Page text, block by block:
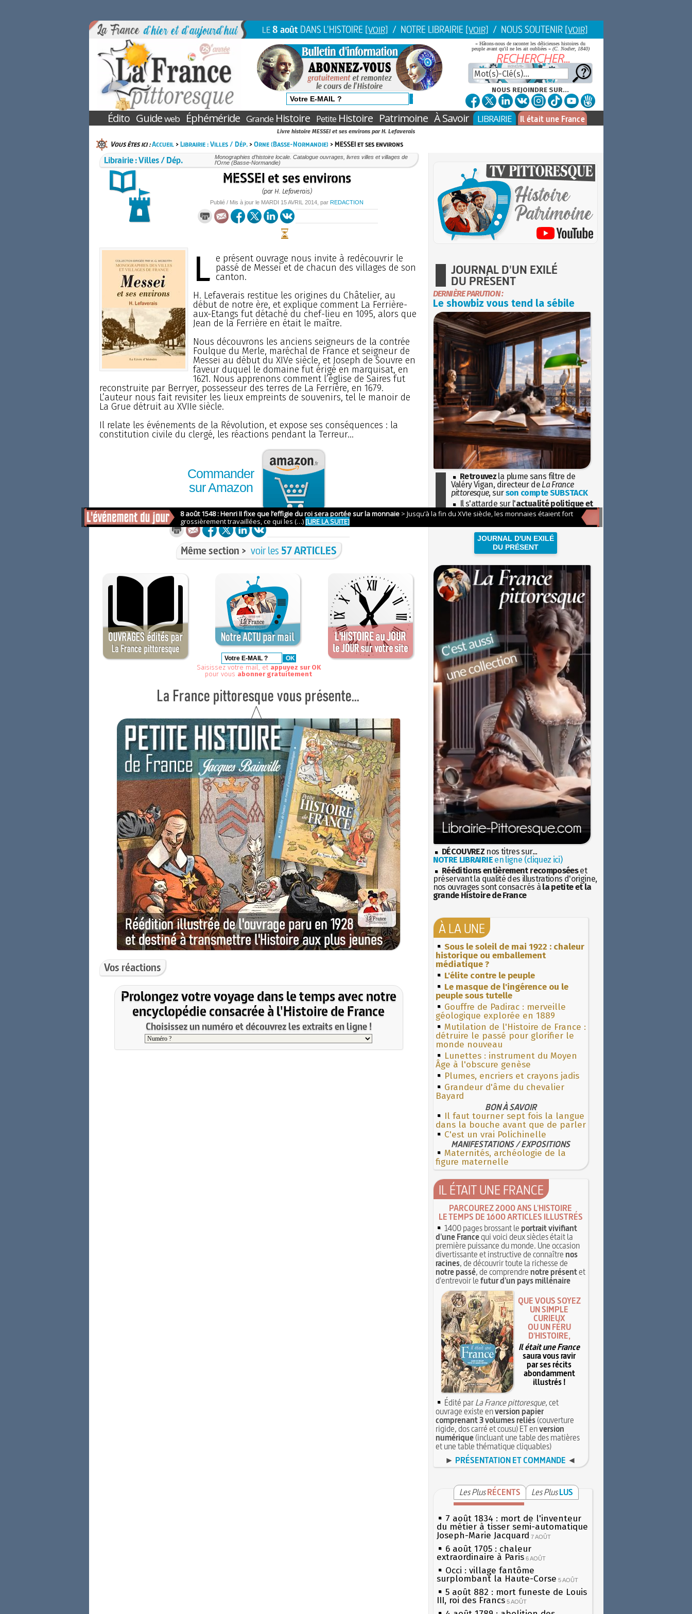
LE8 août DANS L'HISTOIRE [VOIR] / NOTRE LIBRAIRIE [VOIR] / NOUS SOUTENIR [VOIR]
« Hâtons-nous de raconter les délicieuses histoires du
peuple avant qu'il ne les ait oubliées » (C. Nodier, 1840)
NOUS REJOINDRE SUR...
Édito Guideweb Éphéméride GrandeHistoire PetiteHistoire Patrimoine À Savoir LIBRAIRIE Il était une France
Livre histoire MESSEI et ses environs par H. Lefaverais
Vous êtes ici :Accueil>Librairie : Villes / Dép.>Orne (Basse-Normandie) > MESSEI et ses environs
Librairie : Villes / Dép.
Monographies d’histoire locale. Catalogue ouvrages, livres villes et villages de
l’Orne (Basse-Normandie)
MESSEI et ses environs
(par H. Lefaverais)
Publié / Mis à jour le MARDI 15 AVRIL 2014 , par REDACTION
L e présent ouvrage nous invite à redécouvrir le
passé de Messei et de chacun des villages de son
canton.
H. Lefaverais restitue les origines du Châtelier, au
début de notre ère, et explique comment La Ferrière-
aux-Etangs fut détaché du chef-lieu en 1095, alors que
Jean de la Ferrière en était le maître.
Nous découvrons les anciens seigneurs de la contrée
Foulque du Merle, maréchal de France et seigneur de
Messei au début du XIVe siècle, et Joseph de Souvre en
faveur duquel le domaine fut érigé en marquisat, en
1621. Nous apprenons comment l’église de Saires fut
reconstruite par Berryer, possesseur des terres de La Ferrière, en 1679.
L’auteur nous fait revisiter les lieux empreints de souvenirs, tel le manoir de
La Grue détruit au XVIIe siècle.
Il relate les événements de la Révolution, et expose ses conséquences : la
constitution civile du clergé, les réactions pendant la Terreur...
Commander
sur Amazon
Même section > voir les 57 ARTICLES
Saisissez votre mail, et appuyez sur OK
pour vous abonner gratuitement
Vos réactions
Prolongez votre voyage dans le temps avec notre
encyclopédie consacrée à l'Histoire de France
Choisissez un numéro et découvrez les extraits en ligne !
JOURNAL D'UN EXILÉ
DU PRÉSENT
DERNIÈRE PARUTION :
Le showbiz vous tend la sébile
Retrouvez la plume sans filtre de
Valéry Vigan, directeur de La France
pittoresque, surson compte SUBSTACK
Il s'attarde sur l'actualité politique et
sociétaleavec la hauteur de vue de
JOURNAL D'UN EXILÉ
DU PRÉSENT
DÉCOUVREZ nos titres sur...
NOTRE LIBRAIRIEen ligne (cliquez ici)
Rééditions entièrement recomposéeset
préservant la qualité des illustrations d'origine,
nos ouvrages sont consacrés à la petite et la
grande Histoire de France
À LA UNE
Sous le soleil de mai 1922 : chaleur
historique ou emballement
médiatique ?
L'élite contre le peuple
Le masque de l'ingérence ou le
peuple sous tutelle
Gouffre de Padirac : merveille
géologique explorée en 1889
Mutilation de l'Histoire de France :
détruire le passé pour glorifier le
monde nouveau
Lunettes : instrument du Moyen
Âge à l'obscure genèse
Plumes, encriers et crayons jadis
Grandeur d'âme du chevalier
Bayard
BON À SAVOIR
Il faut tourner sept fois la langue
dans la bouche avant que de parler
C'est un vrai Polichinelle
MANIFESTATIONS / EXPOSITIONS
Maternités, archéologie de la
figure maternelle
IL ÉTAIT UNE FRANCE
PARCOUREZ 2000 ANS L'HISTOIRE
LE TEMPS DE 1600 ARTICLES ILLUSTRÉS
1400 pages brossant leportrait vivifiant
d'une Francequi voici deux siècles était la
première puissance du monde. Une occasion
divertissante et instructive de connaîtrenos
racines, de découvrir toute la richesse de
notre passé, de comprendrenotre présentet
d'entrevoir lefutur d'un pays millénaire
QUE VOUS SOYEZ
UN SIMPLE
CURIEUX
OU UN FÉRU
D'HISTOIRE,
Il était une France
saura vous ravir
par ses récits
abondamment
illustrés !
Édité parLa France pittoresque, cet
ouvrage existe enversion papier
comprenant 3 volumes reliés(couverture
rigide, dos carré et cousu) ET enversion
numérique(incluant une table des matières
et une table thématique cliquables)
► PRÉSENTATION ET COMMANDE ◄
Les Plus RÉCENTS Les Plus LUS
7 août 1834 : mort de l'inventeur
du métier à tisser semi-automatique
Joseph-Marie Jacquard 7 AOÛT
6 août 1705 : chaleur
extraordinaire à Paris 6 AOÛT
Occi : village fantôme
surplombant la Haute-Corse 5 AOÛT
5 août 882 : mort funeste de Louis
III, roi des Francs 5 AOÛT